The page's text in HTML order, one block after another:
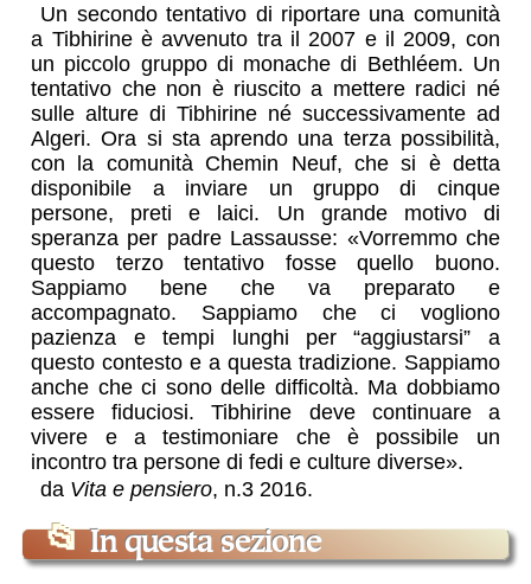
Un secondo tentativo di riportare una comunità
a Tibhirine è avvenuto tra il 2007 e il 2009, con
un piccolo gruppo di monache di Bethléem. Un
tentativo che non è riuscito a mettere radici né
sulle alture di Tibhirine né successivamente ad
Algeri. Ora si sta aprendo una terza possibilità,
con la comunità Chemin Neuf, che si è detta
disponibile a inviare un gruppo di cinque
persone, preti e laici. Un grande motivo di
speranza per padre Lassausse: «Vorremmo che
questo terzo tentativo fosse quello buono.
Sappiamo bene che va preparato e
accompagnato. Sappiamo che ci vogliono
pazienza e tempi lunghi per “aggiustarsi” a
questo contesto e a questa tradizione. Sappiamo
anche che ci sono delle difficoltà. Ma dobbiamo
essere fiduciosi. Tibhirine deve continuare a
vivere e a testimoniare che è possibile un
incontro tra persone di fedi e culture diverse».
da Vita e pensiero, n.3 2016.
📂 In questa sezione